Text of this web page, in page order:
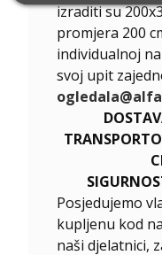
izraditi su
promjera 200
individualnoj
svoj upit
Posjedujemo
kupljenu kod
naši djelatnici,